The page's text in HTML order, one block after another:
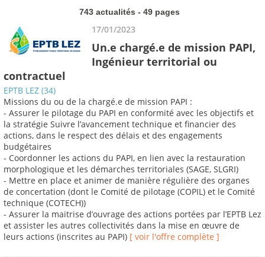
743 actualités - 49 pages
17/01/2023
Un.e chargé.e de mission PAPI,
Ingénieur territorial ou
contractuel
EPTB LEZ (34)
Missions du ou de la chargé.e de mission PAPI :
- Assurer le pilotage du PAPI en conformité avec les objectifs et
la stratégie Suivre l’avancement technique et financier des
actions, dans le respect des délais et des engagements
budgétaires
- Coordonner les actions du PAPI, en lien avec la restauration
morphologique et les démarches territoriales (SAGE, SLGRI)
- Mettre en place et animer de manière régulière des organes
de concertation (dont le Comité de pilotage (COPIL) et le Comité
technique (COTECH))
- Assurer la maitrise d’ouvrage des actions portées par l’EPTB Lez
et assister les autres collectivités dans la mise en œuvre de
leurs actions (inscrites au PAPI) [ voir l'offre complète ]